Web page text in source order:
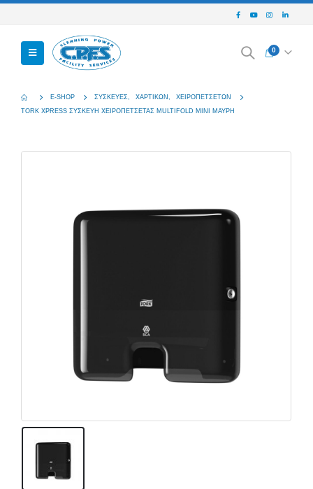
0
E-SHOP ΣΥΣΚΕΥΈΣ ΧΑΡΤΙΚΏΝ
ΧΕΙΡΟΠΕΤΣΈΤΩΝ
TORK XPRESS ΣΥΣΚΕΥΗ ΧΕΙΡΟΠΕΤΣΕΤΑΣ MULTIFOLD MINI ΜΑΥΡΗ